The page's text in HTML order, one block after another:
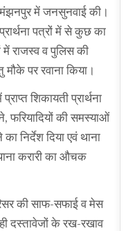
मंझनपुर में जनसुनवाई की।
पत्रों में से कुछ का
में राजस्व व पुलिस की
पर रवाना किया।
शिकायती प्रार्थना
फरियादियों की समस्याओं
निर्देश दिया एवं थाना
करारी का औचक
की साफ-सफाई व मेस
दस्तावेजों के रख-रखाव